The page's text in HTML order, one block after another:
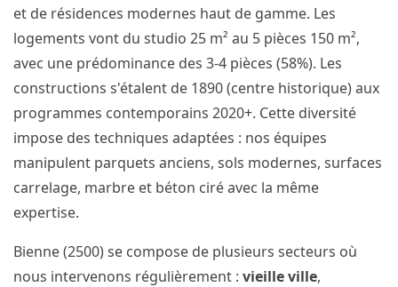
et de résidences modernes haut de gamme. Les
logements vont du studio 25 m² au 5 pièces 150 m²,
avec une prédominance des 3-4 pièces (58%). Les
constructions s'étalent de 1890 (centre historique) aux
programmes contemporains 2020+. Cette diversité
impose des techniques adaptées : nos équipes
manipulent parquets anciens, sols modernes, surfaces
carrelage, marbre et béton ciré avec la même
expertise.
Bienne (2500) se compose de plusieurs secteurs où
nous intervenons régulièrement : vieille ville,